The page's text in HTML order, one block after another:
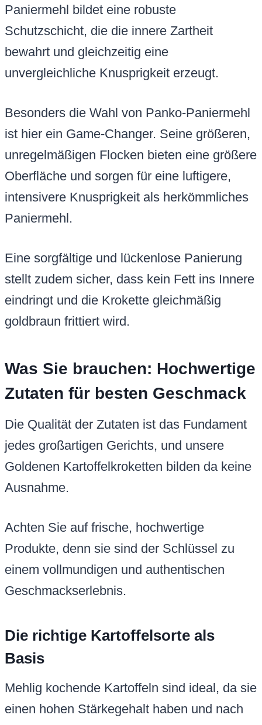
Paniermehl bildet eine robuste
Schutzschicht, die die innere Zartheit
bewahrt und gleichzeitig eine
unvergleichliche Knusprigkeit erzeugt.
Besonders die Wahl von Panko-Paniermehl
ist hier ein Game-Changer. Seine größeren,
unregelmäßigen Flocken bieten eine größere
Oberfläche und sorgen für eine luftigere,
intensivere Knusprigkeit als herkömmliches
Paniermehl.
Eine sorgfältige und lückenlose Panierung
stellt zudem sicher, dass kein Fett ins Innere
eindringt und die Krokette gleichmäßig
goldbraun frittiert wird.
Was Sie brauchen: Hochwertige
Zutaten für besten Geschmack
Die Qualität der Zutaten ist das Fundament
jedes großartigen Gerichts, und unsere
Goldenen Kartoffelkroketten bilden da keine
Ausnahme.
Achten Sie auf frische, hochwertige
Produkte, denn sie sind der Schlüssel zu
einem vollmundigen und authentischen
Geschmackserlebnis.
Die richtige Kartoffelsorte als
Basis
Mehlig kochende Kartoffeln sind ideal, da sie
einen hohen Stärkegehalt haben und nach